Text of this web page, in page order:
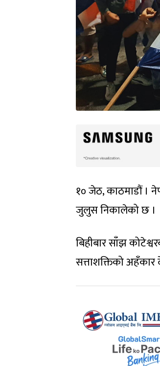
१० जेठ, काठमाडौं ।
जुलुस निकालेको छ ।
बिहीबार साँझ
सत्ताशक्तिको अहँकार